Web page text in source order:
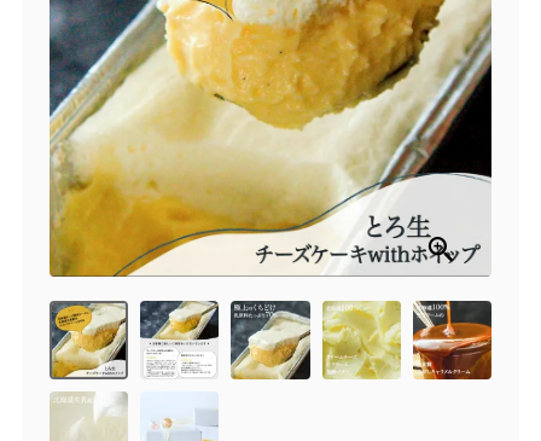
とろ生ガトーショコラ
とろ生 まとめ買いお得
セット
お中元
紅茶toroaTea
メルマガ会員様限定
とろ生チーズケーキ
濃抹茶とろ生ガトーシ
ョコラ
とろ生シュー
クッキー缶
お誕生日セット
手さげ袋